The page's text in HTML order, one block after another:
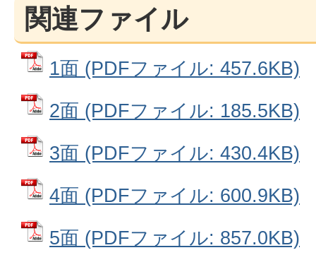
関連ファイル
1面 (PDFファイル: 457.6KB)
2面 (PDFファイル: 185.5KB)
3面 (PDFファイル: 430.4KB)
4面 (PDFファイル: 600.9KB)
5面 (PDFファイル: 857.0KB)